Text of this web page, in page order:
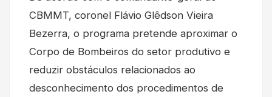
CBMMT, coronel Flávio Glêdson Vieira
Bezerra, o programa pretende aproximar o
Corpo de Bombeiros do setor produtivo e
reduzir obstáculos relacionados ao
desconhecimento dos procedimentos de